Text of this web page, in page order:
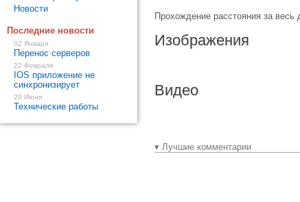
Прохождение расстояния за весь
Изображения
Видео
▾ Лучшие комментарии
Новости
Последние новости
02 Января
Перенос серверов
22 Февраля
IOS приложение не
синхронизирует
20 Июня
Технические работы